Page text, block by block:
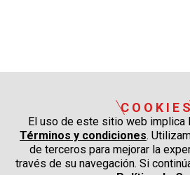
El uso de este sitio web implica
Términos y condiciones.
de terceros para mejorar la
través de su navegación. Si